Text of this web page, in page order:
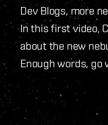
Dev Blogs, more
In this first video,
about the new
Enough words, go